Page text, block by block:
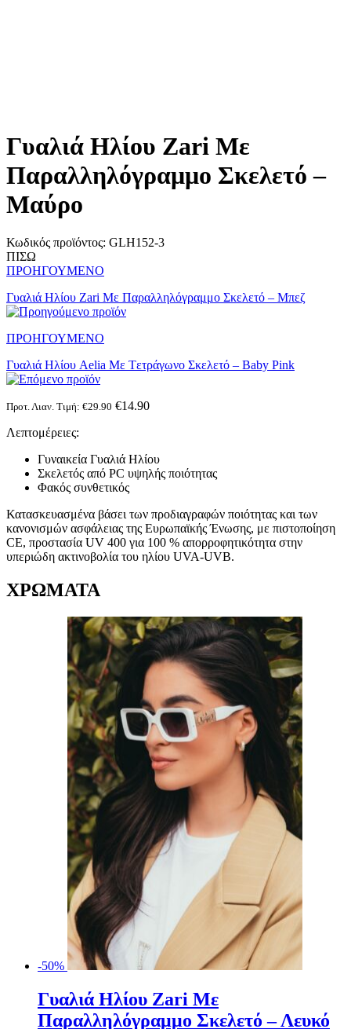
Γυαλιά Ηλίου Zari Με
Παραλληλόγραμμο Σκελετό –
Μαύρο
Κωδικός προϊόντος: GLH152-3
ΠΙΣΩ
ΠΡΟΗΓΟΥΜΕΝΟ
Γυαλιά Ηλίου Zari Με Παραλληλόγραμμο Σκελετό – Mπεζ
ΠΡΟΗΓΟΥΜΕΝΟ
Γυαλιά Ηλίου Aelia Με Tετράγωνο Σκελετό – Βaby Pink
Προτ. Λιαν. Τιμή: €29.90 €14.90
Λεπτομέρειες:
Γυναικεία Γυαλιά Ηλίου
Σκελετός από PC υψηλής ποιότητας
Φακός συνθετικός
Κατασκευασμένα βάσει των προδιαγραφών ποιότητας και των
κανονισμών ασφάλειας της Ευρωπαϊκής Ένωσης, με πιστοποίηση
CE, προστασία UV 400 για 100 % απορροφητικότητα στην
υπεριώδη ακτινοβολία του ηλίου UVA-UVB.
ΧΡΩΜΑΤΑ
-50%
Γυαλιά Ηλίου Zari Με
Παραλληλόγραμμο Σκελετό – Λευκό